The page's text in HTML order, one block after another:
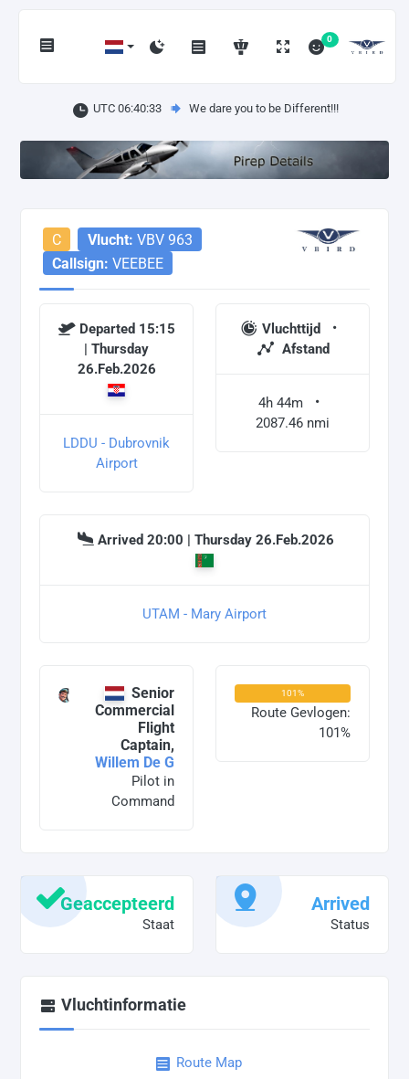
0
UTC 06:40:33 We dare you to be Different!!!
C Vlucht: VBV 963
Callsign: VEEBEE
Departed 15:15
| Thursday
26.Feb.2026
LDDU - Dubrovnik
Airport
Vluchttijd
Afstand
4h 44m
2087.46 nmi
Arrived 20:00 | Thursday 26.Feb.2026
UTAM - Mary Airport
Senior
Commercial
Flight
Captain,
Willem De G
Pilot in
Command
101%
Route Gevlogen:
101%
Geaccepteerd
Staat
Arrived
Status
Vluchtinformatie
Route Map